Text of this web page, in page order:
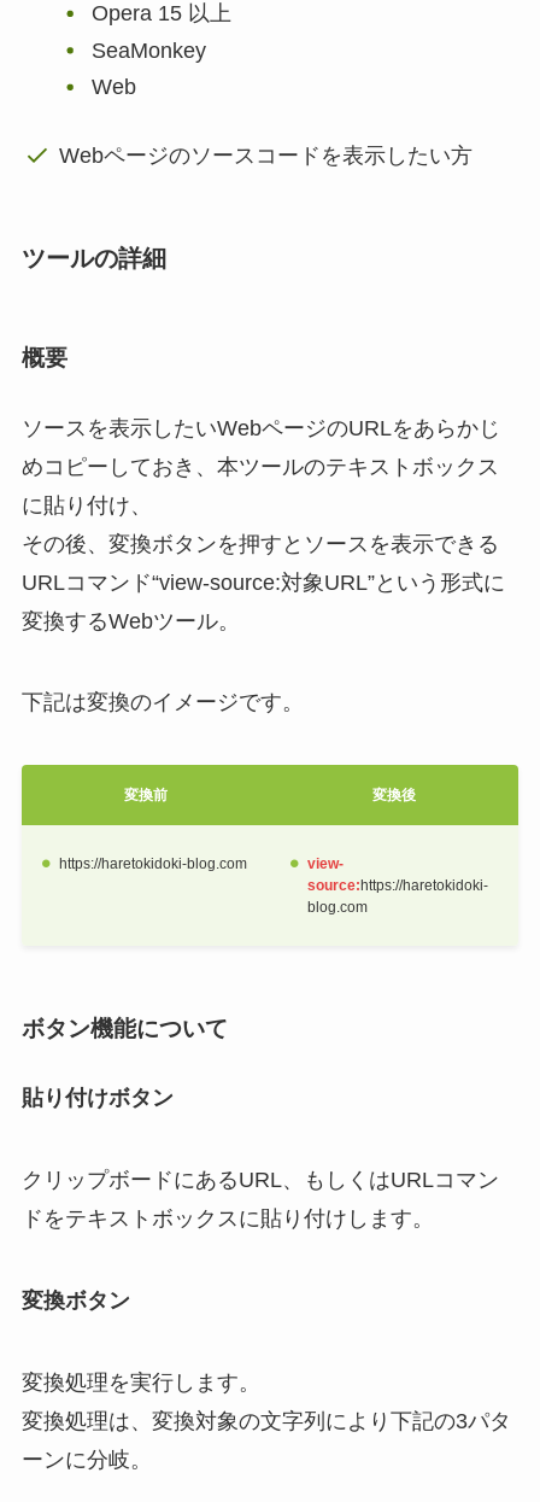
Opera 15 以上
SeaMonkey
Web
Webページのソースコードを表示したい方
ツールの詳細
概要
ソースを表示したいWebページのURLをあらかじ
めコピーしておき、本ツールのテキストボックス
に貼り付け、
その後、変換ボタンを押すとソースを表示できる
URLコマンド“view-source:対象URL”という形式に
変換するWebツール。
下記は変換のイメージです。
変換前 変換後
https://haretokidoki-blog.com
view-
source: https://haretokidoki-
blog.com
ボタン機能について
貼り付けボタン
クリップボードにあるURL、もしくはURLコマン
ドをテキストボックスに貼り付けします。
変換ボタン
変換処理を実行します。
変換処理は、変換対象の文字列により下記の3パタ
ーンに分岐。